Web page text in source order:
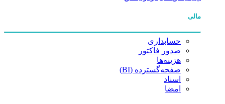
حسابداری
صدور فاکتور
هزینه‌ها
صفحه‌گسترده (BI)
اسناد
امضا